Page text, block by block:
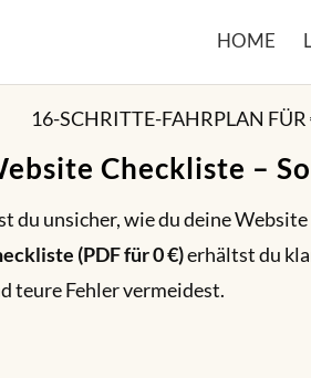
HOME
16-SCHRITTE-FAHRPLAN FÜR
Checkliste –
du unsicher, wie du deine
(PDF für 0 €)erhältst du
teure Fehler vermeidest.